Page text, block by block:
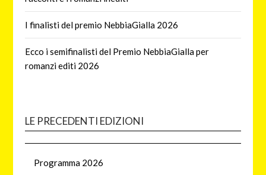
I finalisti del premio NebbiaGialla 2026
Ecco i semifinalisti del Premio NebbiaGialla per
romanzi editi 2026
LE PRECEDENTI EDIZIONI
Programma 2026